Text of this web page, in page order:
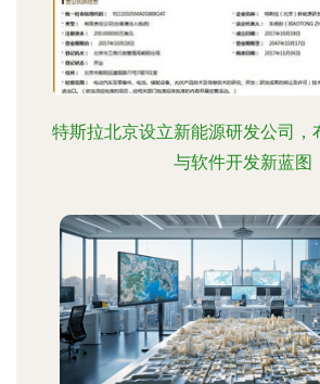
特斯拉北京设立新能源研发公司，
与软件开发新蓝图